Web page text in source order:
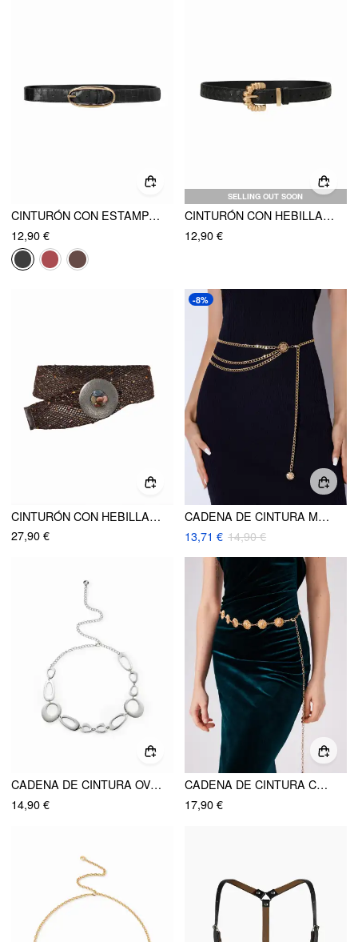
CINTURÓN CON ESTAMPA DE COCODRILO Y HEBILLA OVALADA
12,90 €
SELLING OUT SOON
CINTURÓN CON HEBILLA TORCIDA
12,90 €
CINTURÓN CON HEBILLA TEJIDA Y DECORACIÓN DE PIEDRA
27,90 €
-8%
CADENA DE CINTURA METÁLICA EN CAPAS
13,71 € 14,90 €
CADENA DE CINTURA OVALADA IRREGULAR
14,90 €
CADENA DE CINTURA CON GRABADO DE FLORES
17,90 €